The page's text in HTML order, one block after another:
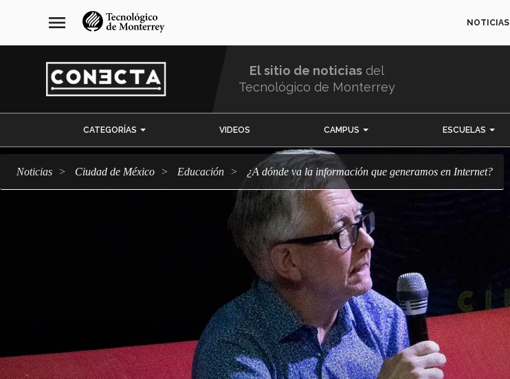
navegación
principal
menu NOTICIAS
El sitio de noticias del
Tecnológico de Monterrey
CATEGORÍAS VIDEOS CAMPUS ESCUELAS
Noticias Ciudad de México Educación ¿A dónde va la información que generamos en Internet?